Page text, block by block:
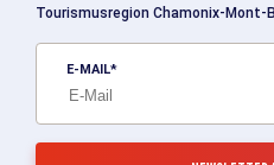
Tourismusregion Chamonix-Mont-
E-MAIL